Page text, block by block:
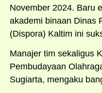
November 2024. Baru
akademi binaan Dinas
(Dispora) Kaltim ini
Manajer tim sekaligus
Pembudayaan
Sugiarta, mengaku